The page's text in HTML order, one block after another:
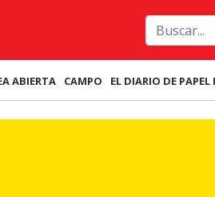
ABIERTA CAMPO EL DIARIO DE